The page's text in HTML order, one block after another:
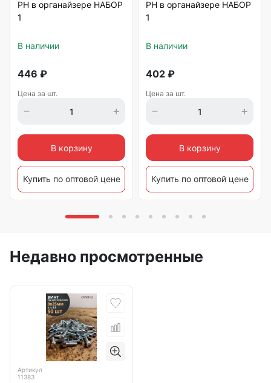
РН в органайзере НАБОР
1
В наличии
446 ₽
Цена за шт.
В корзину
Купить по оптовой цене
РН в органайзере НАБОР
1
В наличии
402 ₽
Цена за шт.
В корзину
Купить по оптовой цене
Недавно просмотренные
Артикул
11383